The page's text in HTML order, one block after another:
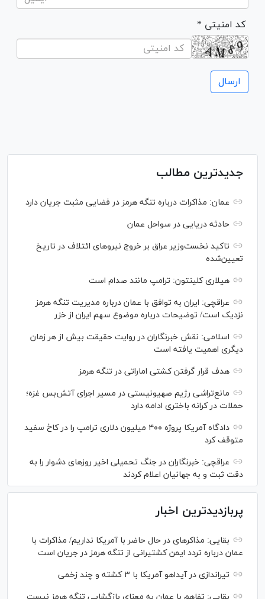
* کد امنیتی
جدیدترین مطالب
عمان: مذاکرات درباره تنگه هرمز در فضایی مثبت جریان دارد
حادثه دریایی در سواحل عمان
تاکید نخست‌وزیر عراق بر خروج نیروهای ائتلاف در تاریخ
تعیین‌شده
هیلاری کلینتون: ترامپ مانند صدام است
عراقچی: ایران به توافق با عمان درباره مدیریت تنگه هرمز
نزدیک است/ توضیحات درباره موضوع سهم ایران از خزر
اسلامی: نقش خبرنگاران در روایت حقیقت بیش از هر زمان
دیگری اهمیت یافته است
هدف قرار گرفتن کشتی اماراتی در تنگه هرمز
مانع‌تراشی رژیم صهیونیستی در مسیر اجرای آتش‌بس غزه؛
حملات در کرانه باختری ادامه دارد
دادگاه آمریکا پروژه ۴۰۰ میلیون دلاری ترامپ را در کاخ سفید
متوقف کرد
عراقچی: خبرنگاران در جنگ تحمیلی اخیر روز‌های دشوار را به
دقت ثبت و به جهانیان اعلام کردند
پربازدیدترین اخبار
بقایی: مذاکره‎ای در حال حاضر با آمریکا نداریم/ مذاکرات با
عمان درباره تردد ایمن کشتیرانی از تنگه هرمز در جریان است
تیراندازی در آیداهو آمریکا با ۳ کشته و چند زخمی